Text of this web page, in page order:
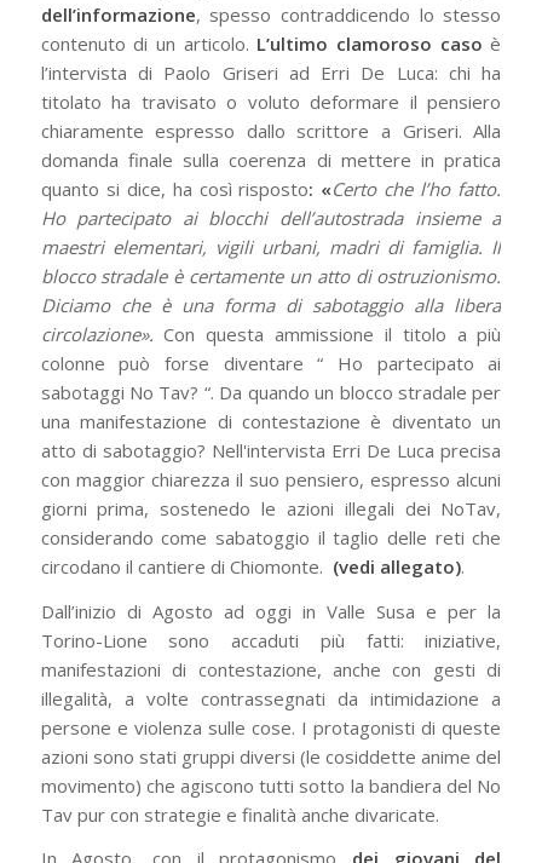
dell’informazione, spesso contraddicendo lo stesso
contenuto di un articolo. L’ultimo clamoroso caso è
l’intervista di Paolo Griseri ad Erri De Luca: chi ha
titolato ha travisato o voluto deformare il pensiero
chiaramente espresso dallo scrittore a Griseri. Alla
domanda finale sulla coerenza di mettere in pratica
quanto si dice, ha così risposto: «Certo che l’ho fatto.
Ho partecipato ai blocchi dell’autostrada insieme a
maestri elementari, vigili urbani, madri di famiglia. Il
blocco stradale è certamente un atto di ostruzionismo.
Diciamo che è una forma di sabotaggio alla libera
circolazione». Con questa ammissione il titolo a più
colonne può forse diventare “ Ho partecipato ai
sabotaggi No Tav? “. Da quando un blocco stradale per
una manifestazione di contestazione è diventato un
atto di sabotaggio? Nell'intervista Erri De Luca precisa
con maggior chiarezza il suo pensiero, espresso alcuni
giorni prima, sostenedo le azioni illegali dei NoTav,
considerando come sabatoggio il taglio delle reti che
circodano il cantiere di Chiomonte. (vedi allegato).
Dall’inizio di Agosto ad oggi in Valle Susa e per la
Torino-Lione sono accaduti più fatti: iniziative,
manifestazioni di contestazione, anche con gesti di
illegalità, a volte contrassegnati da intimidazione a
persone e violenza sulle cose. I protagonisti di queste
azioni sono stati gruppi diversi (le cosiddette anime del
movimento) che agiscono tutti sotto la bandiera del No
Tav pur con strategie e finalità anche divaricate.